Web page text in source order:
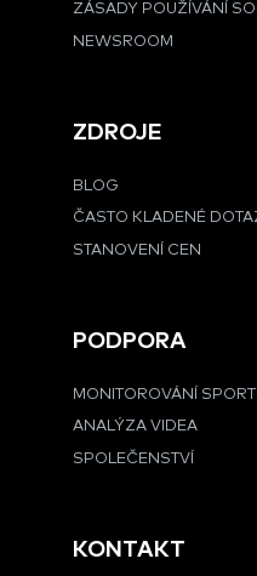
ZÁSADY POUŽÍVÁNÍ
NEWSROOM
ZDROJE
BLOG
ČASTO KLADENÉ
STANOVENÍ CEN
PODPORA
MONITOROVÁNÍ
ANALÝZA VIDEA
SPOLEČENSTVÍ
KONTAKT